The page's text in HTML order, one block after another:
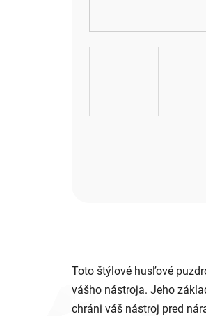
Toto štýlové husľové
vášho nástroja. Jeho
chráni váš nástroj pred